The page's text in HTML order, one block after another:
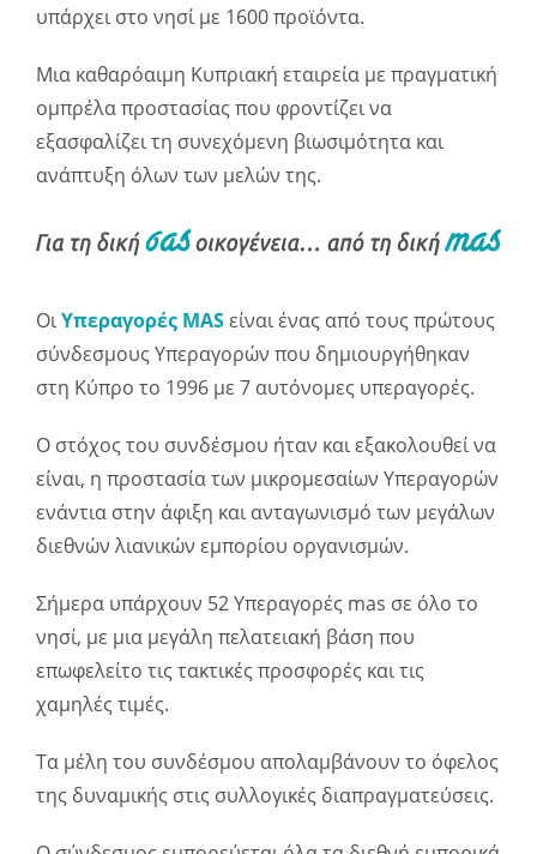
υπάρχει στο νησί με 1600 προϊόντα.
Μια καθαρόαιμη Κυπριακή εταιρεία με πραγματική
ομπρέλα προστασίας που φροντίζει να
εξασφαλίζει τη συνεχόμενη βιωσιμότητα και
ανάπτυξη όλων των μελών της.
ΟιΥπεραγορές MASείναι ένας από τους πρώτους
σύνδεσμους Υπεραγορών που δημιουργήθηκαν
στη Κύπρο το 1996 με 7 αυτόνομες υπεραγορές.
Ο στόχος του συνδέσμου ήταν και εξακολουθεί να
είναι, η προστασία των μικρομεσαίων Υπεραγορών
ενάντια στην άφιξη και ανταγωνισμό των μεγάλων
διεθνών λιανικών εμπορίου οργανισμών.
Σήμερα υπάρχουν 52 Υπεραγορές mas σε όλο το
νησί, με μια μεγάλη πελατειακή βάση που
επωφελείτο τις τακτικές προσφορές και τις
χαμηλές τιμές.
Τα μέλη του συνδέσμου απολαμβάνουν το όφελος
της δυναμικής στις συλλογικές διαπραγματεύσεις.